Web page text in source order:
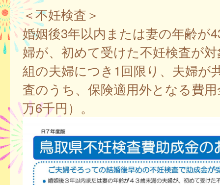
＜不妊検査＞
婚姻後3年以内または妻の年齢が
婦が、初めて受けた不妊検査が
組の夫婦につき1回限り、夫婦が
査のうち、保険適用外となる費
万6千円）。